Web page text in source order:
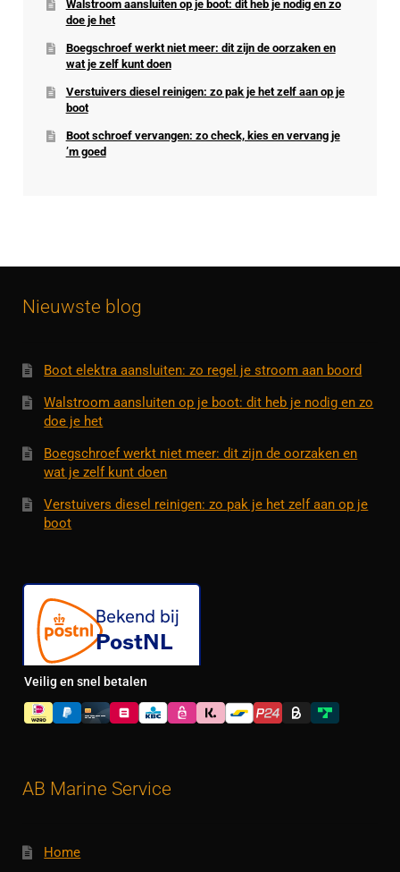
Walstroom aansluiten op je boot: dit heb je nodig en zo
doe je het
Boegschroef werkt niet meer: dit zijn de oorzaken en
wat je zelf kunt doen
Verstuivers diesel reinigen: zo pak je het zelf aan op je
boot
Boot schroef vervangen: zo check, kies en vervang je
’m goed
Nieuwste blog
Boot elektra aansluiten: zo regel je stroom aan boord
Walstroom aansluiten op je boot: dit heb je nodig en zo
doe je het
Boegschroef werkt niet meer: dit zijn de oorzaken en
wat je zelf kunt doen
Verstuivers diesel reinigen: zo pak je het zelf aan op je
boot
Veilig en snel betalen
AB Marine Service
Home